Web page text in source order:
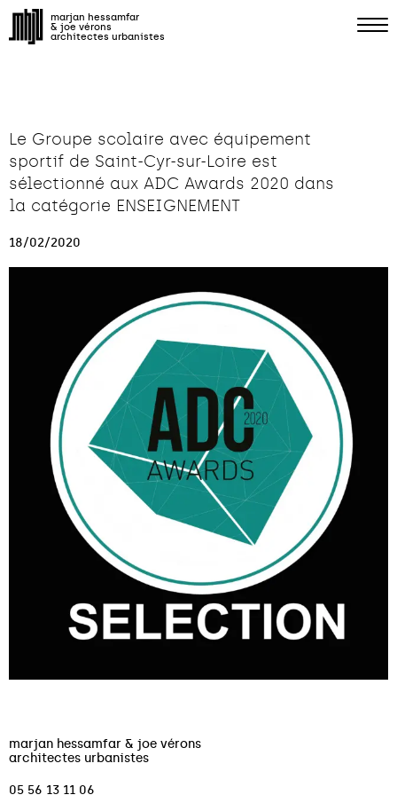
marjan hessamfar
& joe vérons
architectes urbanistes
Le Groupe scolaire avec équipement
sportif de Saint-Cyr-sur-Loire est
sélectionné aux ADC Awards 2020 dans
la catégorie ENSEIGNEMENT
18/02/2020
marjan hessamfar & joe vérons
architectes urbanistes
05 56 13 11 06